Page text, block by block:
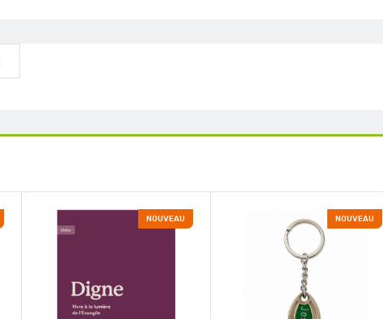
NOUVEAU NOUVEAU